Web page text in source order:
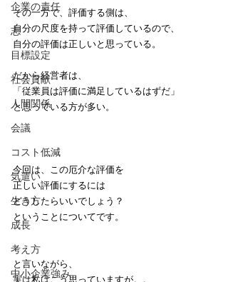
企業の責任
志
目標設定
社会貢献
人間関係
会議
コスト低減
気遣い
生き方
成長
考え方
中小企業強み
その一方で、評価する側は、
自分の尺度を持って評価しているので、
自分の評価は正しいと思っている。
だから経営者は、
「従業員は評価に満足しているはずだ」
と思っている方が多い。
今回は、この厄介な評価を
正しい評価にするには
どうしたらいいでしょう？
ということについてです。
と言いながら、
実は私はこう思っていますが。。